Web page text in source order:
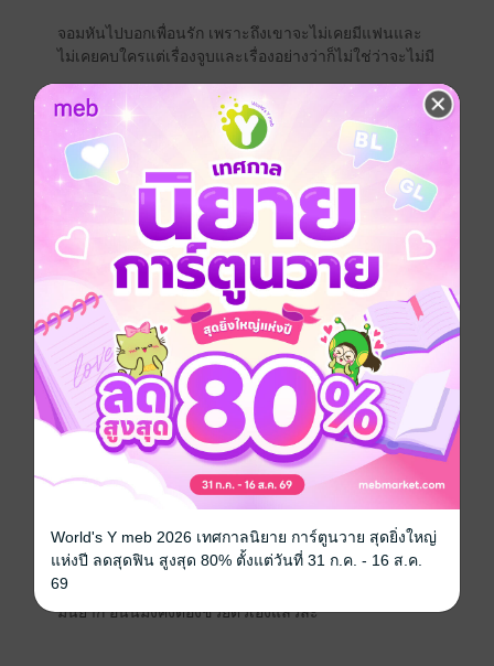
จอมหันไปบอกเพื่อนรัก เพราะถึงเขาจะไม่เคยมีแฟนและ
ไม่เคยคบใครแต่เรื่องจูบและเรื่องอย่างว่าก็ไม่ใช่ว่าจะไม่มี
จอมทัพถือได้ว่าเป็นผู้ชายที่หน้าตาดีระดับหนึ่งแถมยังมี
ดีกรีเป็นถึงเดือนมหาลัย มีคนเข้าหาอยู่ตลอดถึงเขาจะยัง
ไม่เลือกใคร แต่นั่นไม่ใช่ว่าเขาจะไม่คุ้นเคยกับเรื่องแบบนี้
เพียงแต่ว่ายังไม่เจอคนที่เขาคิดที่จะจริงจังด้วยแค่นั้นเอง
"กูไงที่ไม่เคย"
"ไม่เคยก็ไม่เห็นเป็นไรเลย มึงไม่ต้องคิดมากหรอก เรื่อง
แบบนี้มันเป็นเรื่องธรรมชาติถ้ามันจะมีเดี๋ยวมันก็มีเอง"
จอมทัพหันไป บอกเพื่อนรัก เพื่อปลอบ เพราะไม่อยากจะให้
มิวสิคคิดมาก
"อ่าาาา.... กูคงอธิบายเป็นคำพูดให้มึงฟังไม่ได้นะ เพราะ
มันยาก อันนี้มึงคงต้องช่วยตัวเองแล้วล่ะ"
World's Y meb 2026 เทศกาลนิยาย การ์ตูนวาย สุดยิ่งใหญ่
แห่งปี ลดสุดฟิน สูงสุด 80% ตั้งแต่วันที่ 31 ก.ค. - 16 ส.ค.
69